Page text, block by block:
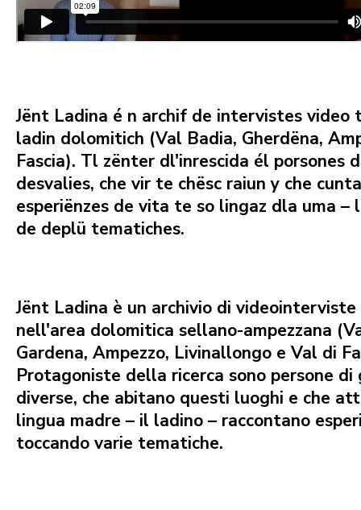
Jënt Ladina é n archif de intervistes video
ladin dolomitich (Val Badia, Gherdëna,
Fascia). Tl zënter dl'inrescida él porsones
desvalies, che vir te chësc raiun y che
esperiënzes de vita te so lingaz dla uma –
de deplü tematiches.
Jënt Ladina è un archivio di
nell'area dolomitica sellano-ampezzana
Gardena, Ampezzo, Livinallongo e Val di
Protagoniste della ricerca sono persone di
diverse, che abitano questi luoghi e che
lingua madre – il ladino – raccontano
toccando varie tematiche.